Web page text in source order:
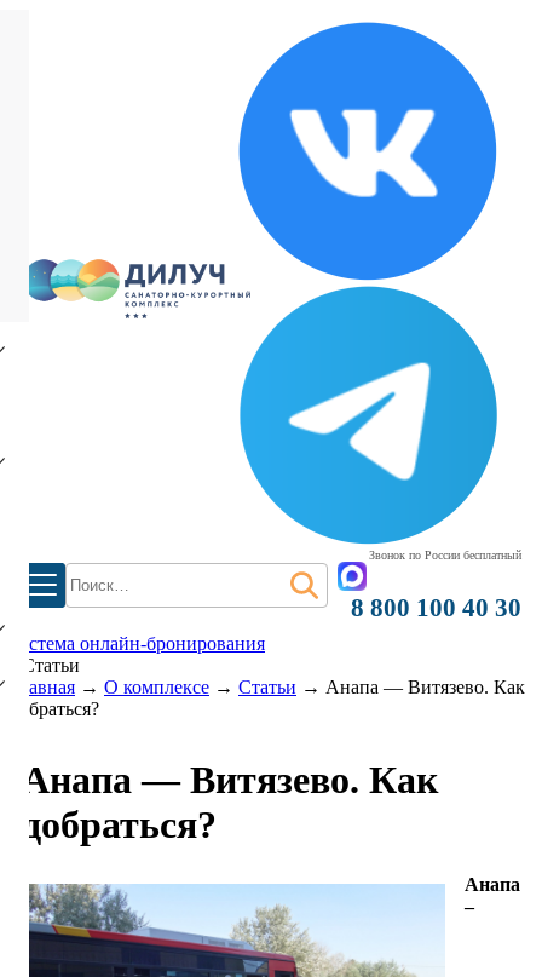
Найти:
Звонок по России бесплатный
8 800 100 40 30
система онлайн-бронирования
Статьи
Главная → О комплексе → Статьи → Анапа — Витязево. Как
добраться?
Анапа — Витязево. Как
добраться?
Анапа
–